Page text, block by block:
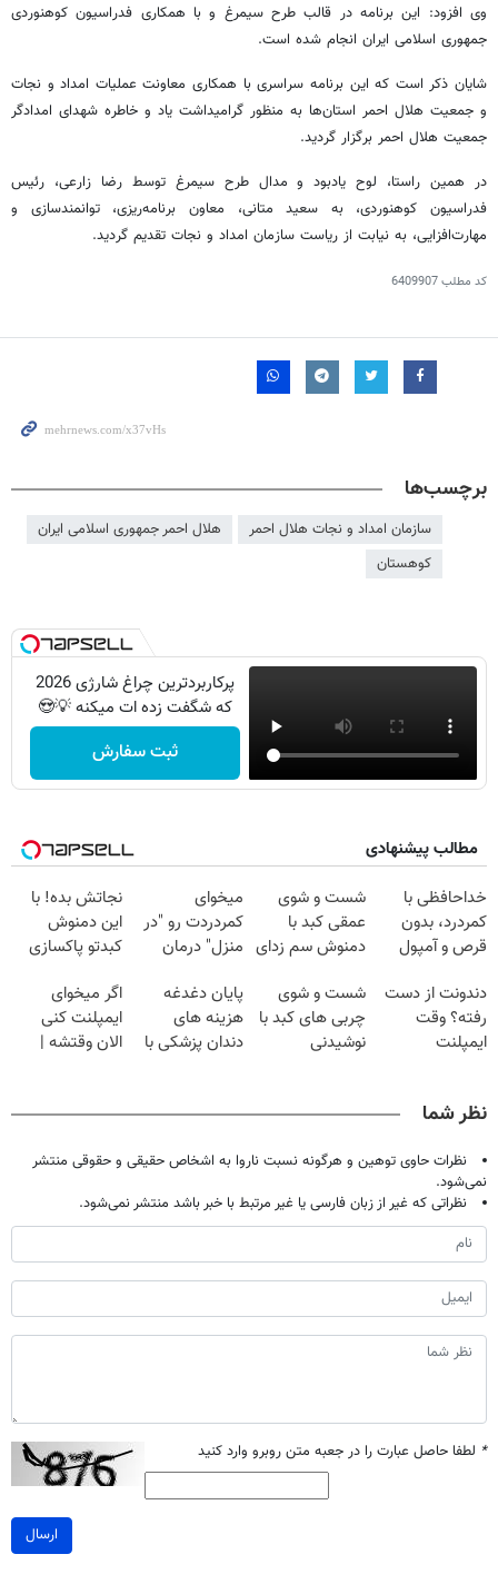
وی افزود: این برنامه در قالب طرح سیمرغ و با همکاری فدراسیون کوهنوردی
جمهوری اسلامی ایران انجام شده است.
شایان ذکر است که این برنامه سراسری با همکاری معاونت عملیات امداد و نجات
و جمعیت هلال احمر استان‌ها به منظور گرامیداشت یاد و خاطره شهدای امدادگر
جمعیت هلال احمر برگزار گردید.
در همین راستا، لوح یادبود و مدال طرح سیمرغ توسط رضا زارعی، رئیس
فدراسیون کوهنوردی، به سعید متانی، معاون برنامه‌ریزی، توانمندسازی و
مهارت‌افزایی، به نیابت از ریاست سازمان امداد و نجات تقدیم گردید.
کد مطلب6409907
برچسب‌ها
سازمان امداد و نجات هلال احمر
هلال احمر جمهوری اسلامی ایران
کوهستان
پرکاربردترین چراغ شارژی 2026
که شگفت زده ات میکنه 💡😍
ثبت سفارش
مطالب پیشنهادی
خداحافظی با
کمردرد، بدون
قرص و آمپول
شست و شوی
عمقی کبد با
دمنوش سم زدای
میخوای
کمردردت رو "در
منزل" درمان
◂پرسش‌نامه)
نجاتش بده! با
این دمنوش
کبدتو پاکسازی
مرجوعی
دندونت از دست
رفته؟ وقت
ایمپلنت
شست و شوی
چربی های کبد با
نوشیدنی
پایان دغدغه
هزینه های
دندان پزشکی با
اگر میخوای
ایمپلنت کنی
الان وقتشه |
نظر شما
نظرات حاوی توهین و هرگونه نسبت ناروا به اشخاص حقیقی و حقوقی منتشر
نمی‌شود.
نظراتی که غیر از زبان فارسی یا غیر مرتبط با خبر باشد منتشر نمی‌شود.
* لطفا حاصل عبارت را در جعبه متن روبرو وارد کنید
ارسال